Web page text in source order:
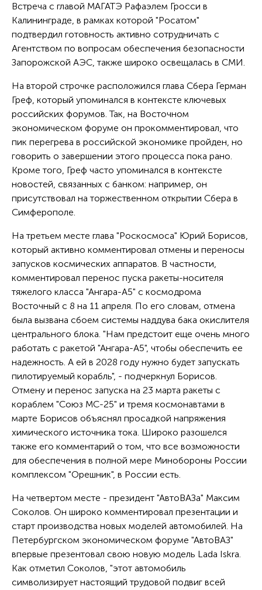
Встреча с главой МАГАТЭ Рафаэлем Гросси в
Калининграде, в рамках которой "Росатом"
подтвердил готовность активно сотрудничать с
Агентством по вопросам обеспечения безопасности
Запорожской АЭС, также широко освещалась в СМИ.
На второй строчке расположился глава Сбера Герман
Греф, который упоминался в контексте ключевых
российских форумов. Так, на Восточном
экономическом форуме он прокомментировал, что
пик перегрева в российской экономике пройден, но
говорить о завершении этого процесса пока рано.
Кроме того, Греф часто упоминался в контексте
новостей, связанных с банком: например, он
присутствовал на торжественном открытии Сбера в
Симферополе.
На третьем месте глава "Роскосмоса" Юрий Борисов,
который активно комментировал отмены и переносы
запусков космических аппаратов. В частности,
комментировал перенос пуска ракеты-носителя
тяжелого класса "Ангара-А5" с космодрома
Восточный с 8 на 11 апреля. По его словам, отмена
была вызвана сбоем системы наддува бака окислителя
центрального блока. "Нам предстоит еще очень много
работать с ракетой "Ангара-А5", чтобы обеспечить ее
надежность. А ей в 2028 году нужно будет запускать
пилотируемый корабль", - подчеркнул Борисов.
Отмену и перенос запуска на 23 марта ракеты с
кораблем "Союз МС-25" и тремя космонавтами в
марте Борисов объяснял просадкой напряжения
химического источника тока. Широко разошелся
также его комментарий о том, что все возможности
для обеспечения в полной мере Минобороны России
комплексом "Орешник", в России есть.
На четвертом месте - президент "АвтоВАЗа" Максим
Соколов. Он широко комментировал презентации и
старт производства новых моделей автомобилей. На
Петербургском экономическом форуме "АвтоВАЗ"
впервые презентовал свою новую модель Lada Iskra.
Как отметил Соколов, "этот автомобиль
символизирует настоящий трудовой подвиг всей